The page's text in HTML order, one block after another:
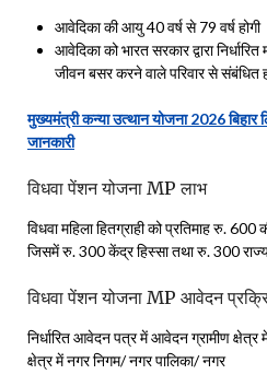
आवेदिका की आयु 40 वर्ष से 79 वर्ष होगी
आवेदिका को भारत सरकार द्वारा
जीवन बसर करने वाले परिवार से संबंधित
मुख्यमंत्री कन्या उत्थान योजना 2026
जानकारी
विधवा पेंशन योजना MP लाभ
विधवा महिला हितग्राही को प्रतिमाह रु.
जिसमें रु. 300 केंद्र हिस्सा तथा रु. 300 राज्य
विधवा पेंशन योजना MP आवेदन
निर्धारित आवेदन पत्र में आवेदन ग्रामीण
क्षेत्र में नगर निगम/ नगर पालिका/ नगर